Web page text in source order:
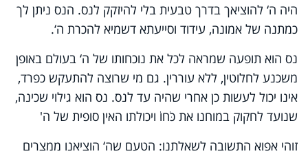
היה ה‘ להוציאך בדרך טבעית בלי להיזקק לנס. הנס ניתן לך
כמתנה של אמונה, עידוד וסייעתא דשמיא להכרת ה‘.
נס הוא תופעה שמראה לכל את נוכחותו של ה‘ בעולם באופן
משכנע לחלוטין, ללא עוררין. גם מי שרוצה להתעקש כפרד,
אינו יכול לעשות כן אחרי שהיה עד לנס. נס הוא גילוי שכינה,
שנועד לחקוק במוחנו את כֹּחוֹ ויכולתו האין סופית של ה'
זוהי אפוא התשובה לשאלתנו: הטעם שה‘ הוציאנו ממצרים